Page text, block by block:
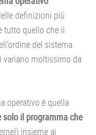
definizioni più
tutto quello che il
del sistema
variano moltissimo da
operativo è quella
il programma che
insieme ai